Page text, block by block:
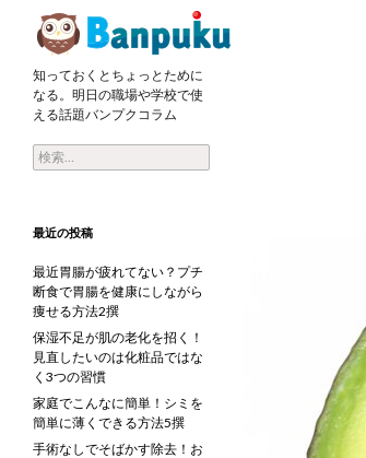
知っておくとちょっとために
なる。明日の職場や学校で使
える話題バンプクコラム
検索:
最近の投稿
最近胃腸が疲れてない？プチ
断食で胃腸を健康にしながら
痩せる方法2撰
保湿不足が肌の老化を招く！
見直したいのは化粧品ではな
く3つの習慣
家庭でこんなに簡単！シミを
簡単に薄くできる方法5撰
手術なしでそばかす除去！お